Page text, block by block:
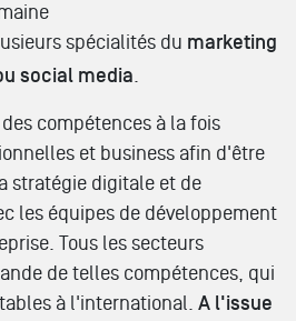
spécialités du marketing
social media.
compétences à la fois
et business afin d'être
stratégie digitale et de
les équipes de développement
Tous les secteurs
de telles compétences, qui
à l'international. A l'issue